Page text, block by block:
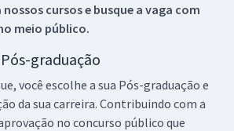
cursos e busque a vaga com
meio público.
graduação
você escolhe a sua Pós-graduação e
da sua carreira. Contribuindo com a
no concurso público que